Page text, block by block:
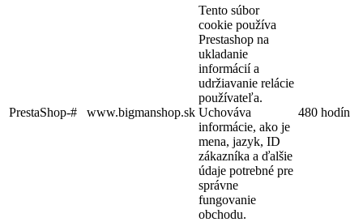
PrestaShop-# www.bigmanshop.sk
Tento súbor
cookie používa
Prestashop na
ukladanie
informácií a
udržiavanie relácie
používateľa.
Uchováva
informácie, ako je
mena, jazyk, ID
zákazníka a ďalšie
údaje potrebné pre
správne
fungovanie
obchodu.
480 hodín